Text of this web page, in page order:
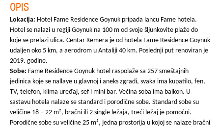
OPIS
Lokacija: Hotel Fame Residence Goynuk pripada lancu Fame hotela.
Hotel se nalazi u regiji Goynuk na 100 m od svoje šljunkovite plaže do
koje se prelazi ulica. Centar Kemera je od hotela Fame Residence Goynuk
udaljen oko 5 km, a aerodrom u Antaliji 40 km. Poslednji put renoviran je
2019. godine.
Sobe: Fame Residence Goynuk hotel raspolaže sa 257 smeštajnih
jedinica koje se nallaye u glavnoj i aneks zgradi, svaka ima kupatilo, fen,
TV, telefon, klima uređaj, sef i mini bar. Većina soba ima balkon. U
sastavu hotela nalaze se standard i porodične sobe. Standard sobe su
veličine 18 – 22 m², bračni ili 2 single ležaja, treći ležaj je pomoćni.
Porodične sobe su veličine 25 m², jedna prostorija u kojoj se nalaze bračni